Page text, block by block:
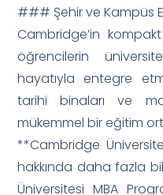
### Şehir ve Kampüs
Cambridge’in
öğrencilerin
hayatıyla entegre
tarihi binaları ve
mükemmel bir eğitim
**Cambridge
hakkında daha fazla
Üniversitesi MBA